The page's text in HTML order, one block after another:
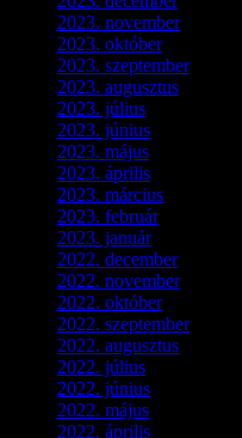
2023. november(1)
2023. október(5)
2023. szeptember(3)
2023. augusztus
2023. július
2023. június
2023. május
2023. április
2023. március
2023. február(4)
2023. január(1)
2022. december(2)
2022. november(4)
2022. október(8)
2022. szeptember(9)
2022. augusztus
2022. július
2022. június
2022. május
2022. április